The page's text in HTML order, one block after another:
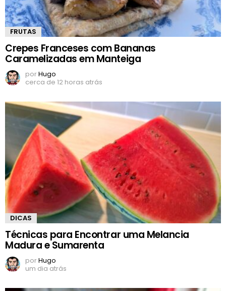
FRUTAS
Crepes Franceses com Bananas
Caramelizadas em Manteiga
porHugo
cerca de 12 horas atrás
DICAS
Técnicas para Encontrar uma Melancia
Madura e Sumarenta
porHugo
um dia atrás